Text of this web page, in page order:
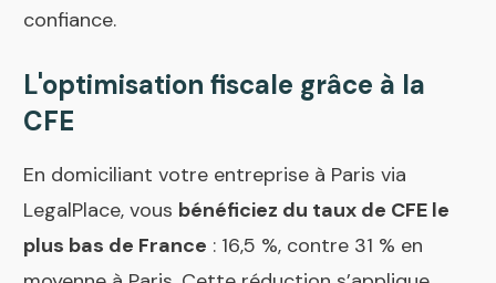
confiance.
L'optimisation fiscale grâce à la
CFE
En domiciliant votre entreprise à Paris via
LegalPlace, vous bénéficiez du taux de CFE le
plus bas de France : 16,5 %, contre 31 % en